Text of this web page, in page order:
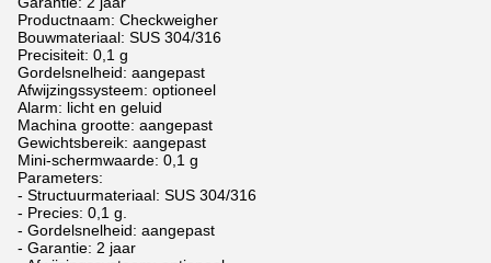
Productnaam: Checkweigher
Bouwmateriaal: SUS 304/316
Precisiteit: 0,1 g
Gordelsnelheid: aangepast
Afwijzingssysteem: optioneel
Alarm: licht en geluid
Machina grootte: aangepast
Gewichtsbereik: aangepast
Mini-schermwaarde: 0,1 g
Parameters:
- Structuurmateriaal: SUS 304/316
- Precies: 0,1 g.
- Gordelsnelheid: aangepast
- Garantie: 2 jaar